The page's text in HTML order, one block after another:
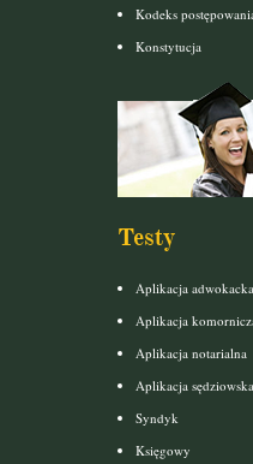
Kodeks
Konstytucja
Testy
Aplikacja
Aplikacja
Aplikacja notarialna
Aplikacja
Syndyk
Księgowy